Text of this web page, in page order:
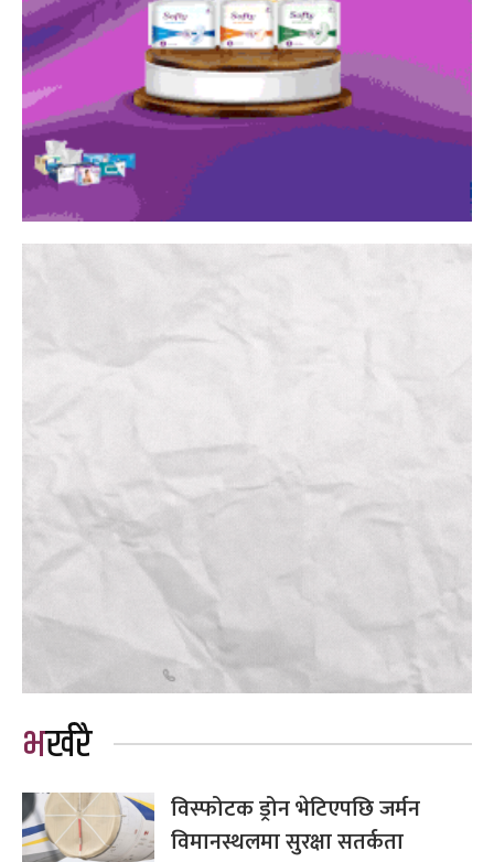
भर्खरै
विस्फोटक ड्रोन भेटिएपछि जर्मन
विमानस्थलमा सुरक्षा सतर्कता